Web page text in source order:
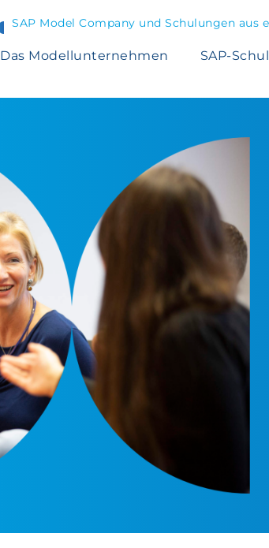
SAP Model Company und Schulungen aus
Das Modellunternehmen SAP-